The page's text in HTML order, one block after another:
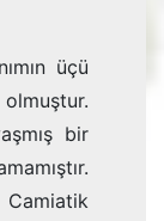
üçü
bir